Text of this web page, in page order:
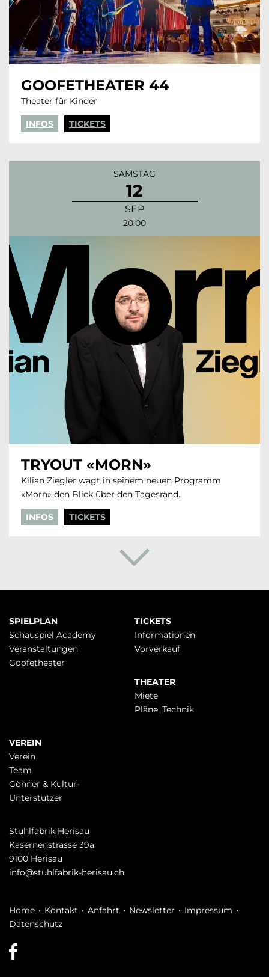
GOOFETHEATER 44
Theater für Kinder
INFOS TICKETS
SAMSTAG
12
SEP
20:00
TRYOUT «MORN»
Kilian Ziegler wagt in seinem neuen Programm
«Morn» den Blick über den Tagesrand.
INFOS TICKETS
Navigation
überspringen
SPIELPLAN
Schauspiel Academy
Veranstaltungen
Goofetheater
TICKETS
Infor­mationen
Vorverkauf
THEATER
Miete
Pläne, Technik
VEREIN
Verein
Team
Gönner & Kultur-
Unterstützer
Stuhlfabrik Herisau
Kasernenstrasse 39a
9100 Herisau
info@stuhlfabrik-herisau.ch
Navigation
überspringen
Home Kontakt Anfahrt Newsletter
Impressum
Datenschutz